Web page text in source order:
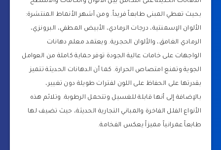
بحيث تعطي المبنى طابعاً فريداً. ومن أشهر الأنماط المنتشرة:
الألوان الإسمنتية، درجات الرمادي، الأبيض المطفي، البرونزي،
الرمادي الغامق، والألوان الحجرية. ويعتمد معلم دهانات
الواجهات على خامات عالية الجودة توفر حماية كاملة من العوامل
الجوية وتمنع امتصاص الحرارة. كما أن الدهانات الحديثة تتميز
بقدرتها على الحفاظ على اللون لفترات طويلة دون تغيير،
بالإضافة إلى أنها قابلة للغسيل وتتحمل الرطوبة. وتلائم هذه
الأنواع الفلل الفاخرة والمباني التجارية الحديثة، حيث تضيف لها
طابعاً عمرانياً مميزاً يعكس الفخامة.